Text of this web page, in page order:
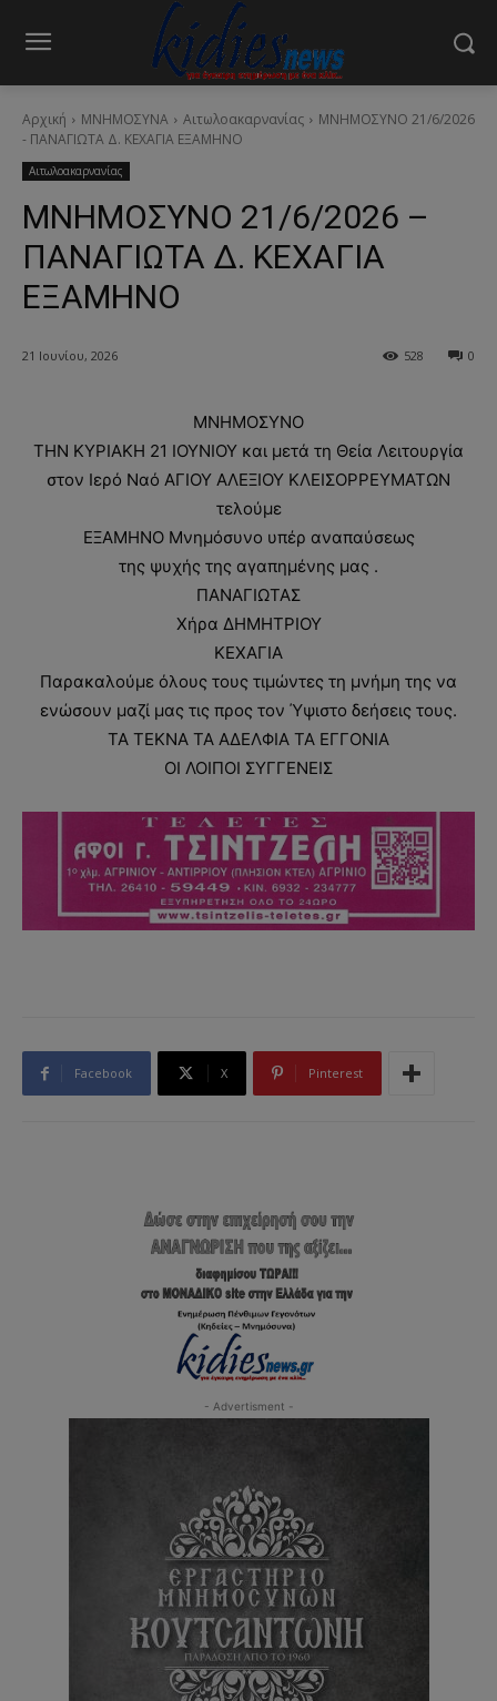
Αρχική ΜΝΗΜΟΣΥΝΑ Αιτωλοακαρνανίας
ΜΝΗΜΟΣΥΝΟ 21/6/2026
- ΠΑΝΑΓΙΩΤΑ Δ. ΚΕΧΑΓΙΑ ΕΞΑΜΗΝΟ
Αιτωλοακαρνανίας
ΜΝΗΜΟΣΥΝΟ 21/6/2026 –
ΠΑΝΑΓΙΩΤΑ Δ. ΚΕΧΑΓΙΑ
ΕΞΑΜΗΝΟ
21 Ιουνίου, 2026 0
528
ΜΝΗΜΟΣΥΝΟ
ΤΗΝ ΚΥΡΙΑΚΗ 21 ΙΟΥΝΙΟΥ και μετά τη Θεία Λειτουργία
στον Ιερό Ναό ΑΓΙΟΥ ΑΛΕΞΙΟΥ ΚΛΕΙΣΟΡΡΕΥΜΑΤΩΝ
τελούμε
ΕΞΑΜΗΝΟ Μνημόσυνο υπέρ αναπαύσεως
της ψυχής της αγαπημένης μας .
ΠΑΝΑΓΙΩΤΑΣ
Χήρα ΔΗΜΗΤΡΙΟΥ
ΚΕΧΑΓΙΑ
Παρακαλούμε όλους τους τιμώντες τη μνήμη της να
ενώσουν μαζί μας τις προς τον Ύψιστο δεήσεις τους.
ΤΑ ΤΕΚΝΑ ΤΑ ΑΔΕΛΦΙΑ ΤΑ ΕΓΓΟΝΙΑ
ΟΙ ΛΟΙΠΟΙ ΣΥΓΓΕΝΕΙΣ
Facebook X Pinterest
- Advertisment -